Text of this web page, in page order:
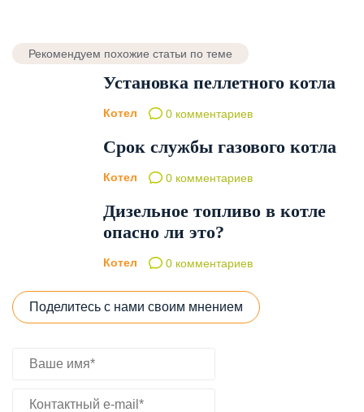
Рекомендуем похожие статьи по теме
Установка пеллетного котла
Котел 0 комментариев
Срок службы газового котла
Котел 0 комментариев
Дизельное топливо в котле
опасно ли это?
Котел 0 комментариев
Поделитесь с нами своим мнением